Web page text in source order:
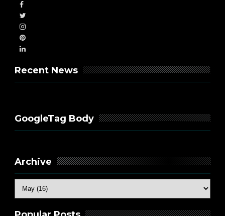
Recent News
GoogleTag Body
Archive